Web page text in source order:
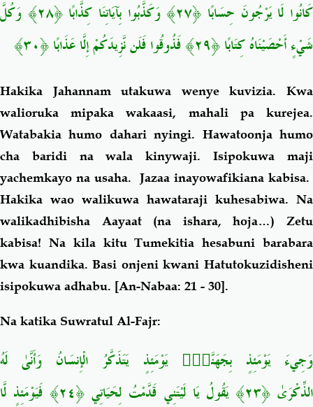
كَانُوا لَا يَرْجُونَ حِسَابًا ﴿٢٧﴾ وَكَذَّبُوا بِآيَاتِنَا كِذَّابًا ﴿٢٨﴾ وَكُلَّ
شَيْءٍ أَحْصَيْنَاهُ كِتَابًا ﴿٢٩﴾ فَذُوقُوا فَلَن نَّزِيدَكُمْ إِلَّا عَذَابًا ﴿٣٠﴾
Hakika Jahannam utakuwa wenye kuvizia. Kwa
walioruka mipaka wakaasi, mahali pa kurejea.
Watabakia humo dahari nyingi. Hawatoonja humo
cha baridi na wala kinywaji. Isipokuwa maji
yachemkayo na usaha. Jazaa inayowafikiana kabisa.
Hakika wao walikuwa hawataraji kuhesabiwa. Na
walikadhibisha Aayaat (na ishara, hoja…) Zetu
kabisa! Na kila kitu Tumekitia hesabuni barabara
kwa kuandika. Basi onjeni kwani Hatutokuzidisheni
isipokuwa adhabu. [An-Nabaa: 21 - 30].
Na katika Suwratul Al-Fajr:
وَجِيءَ يَوْمَئِذٍ بِجَهَنَّمَۚ يَوْمَئِذٍ يَتَذَكَّرُ الْإِنسَانُ وَأَنَّىٰ لَهُ
الذِّكْرَىٰ ﴿٢٣﴾ يَقُولُ يَا لَيْتَنِي قَدَّمْتُ لِحَيَاتِي ﴿٢٤﴾ فَيَوْمَئِذٍ لَّا